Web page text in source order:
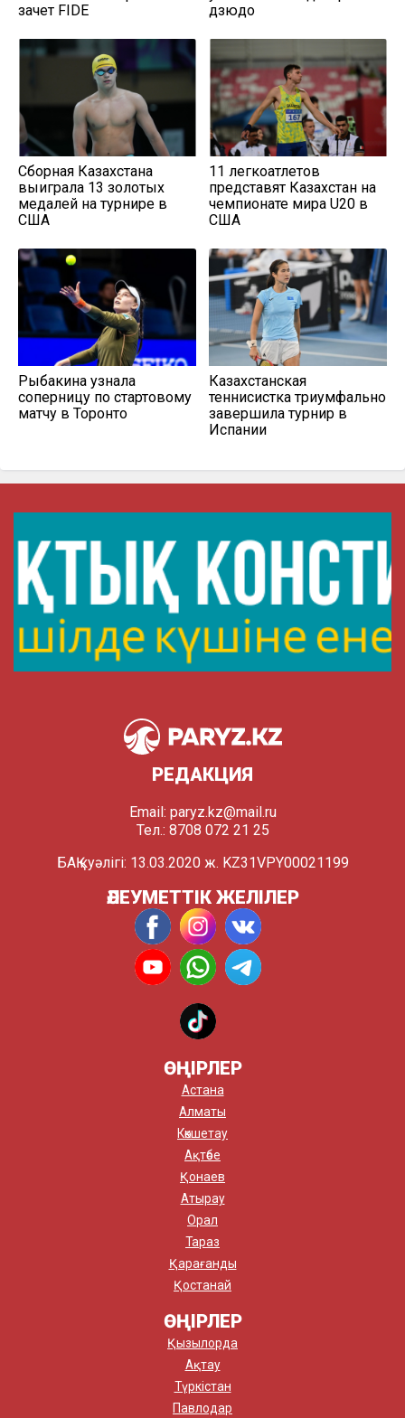
зачет FIDE
дзюдо
Сборная Казахстана
выиграла 13 золотых
медалей на турнире в
США
11 легкоатлетов
представят Казахстан на
чемпионате мира U20 в
США
Рыбакина узнала
соперницу по стартовому
матчу в Торонто
Казахстанская
теннисистка триумфально
завершила турнир в
Испании
РЕДАКЦИЯ
Email: paryz.kz@mail.ru
Тел.: 8708 072 21 25
БАҚ куәлігі: 13.03.2020 ж. KZ31VPY00021199
ӘЛЕУМЕТТІК ЖЕЛІЛЕР
ӨҢІРЛЕР
Астана
Алматы
Көкшетау
Ақтөбе
Қонаев
Атырау
Орал
Тараз
Қарағанды
Қостанай
ӨҢІРЛЕР
Қызылорда
Ақтау
Түркістан
Павлодар